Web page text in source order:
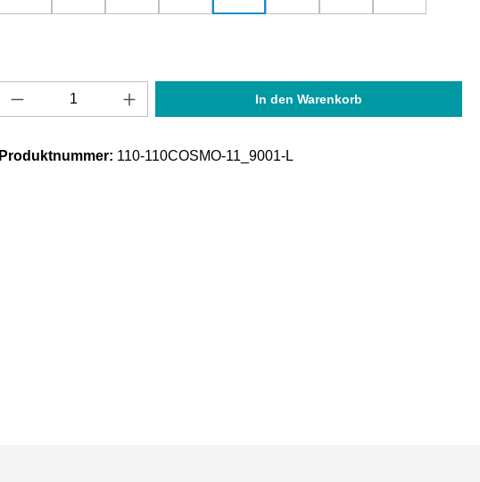
Produkt Anzahl: Gib den gewünschten Wert ein
In den Warenkorb
Produktnummer: 110-110COSMO-11_9001-L